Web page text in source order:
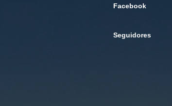
Facebook
Seguidores